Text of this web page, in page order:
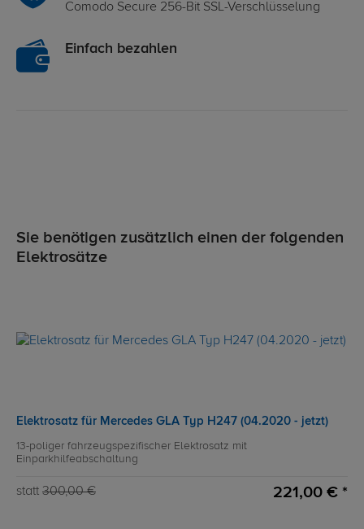
Comodo Secure 256-Bit SSL-Verschlüsselung
Einfach bezahlen
Sie benötigen zusätzlich einen der folgenden
Elektrosätze
Elektrosatz für Mercedes GLA Typ H247 (04.2020 - jetzt)
13-poliger fahrzeugspezifischer Elektrosatz mit
Einparkhilfeabschaltung
statt 300,00 € 221,00 € *